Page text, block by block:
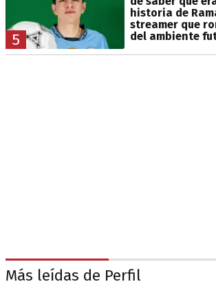
5
historia de
streamer que
del ambiente
Más leídas de Perfil